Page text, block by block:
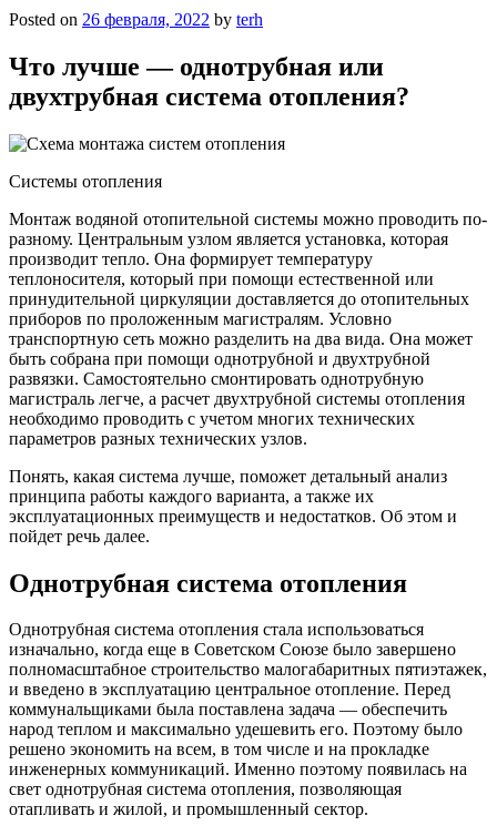
Posted on 26 февраля, 2022 by terh
Что лучше — однотрубная или
двухтрубная система отопления?
Системы отопления
Монтаж водяной отопительной системы можно проводить по-
разному. Центральным узлом является установка, которая
производит тепло. Она формирует температуру
теплоносителя, который при помощи естественной или
принудительной циркуляции доставляется до отопительных
приборов по проложенным магистралям. Условно
транспортную сеть можно разделить на два вида. Она может
быть собрана при помощи однотрубной и двухтрубной
развязки. Самостоятельно смонтировать однотрубную
магистраль легче, а расчет двухтрубной системы отопления
необходимо проводить с учетом многих технических
параметров разных технических узлов.
Понять, какая система лучше, поможет детальный анализ
принципа работы каждого варианта, а также их
эксплуатационных преимуществ и недостатков. Об этом и
пойдет речь далее.
Однотрубная система отопления
Однотрубная система отопления стала использоваться
изначально, когда еще в Советском Союзе было завершено
полномасштабное строительство малогабаритных пятиэтажек,
и введено в эксплуатацию центральное отопление. Перед
коммунальщиками была поставлена задача — обеспечить
народ теплом и максимально удешевить его. Поэтому было
решено экономить на всем, в том числе и на прокладке
инженерных коммуникаций. Именно поэтому появилась на
свет однотрубная система отопления, позволяющая
отапливать и жилой, и промышленный сектор.